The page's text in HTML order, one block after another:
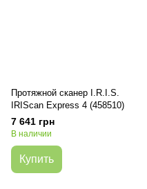
Протяжной сканер I.R.I.S.
IRIScan Express 4 (458510)
7 641 грн
В наличии
Купить